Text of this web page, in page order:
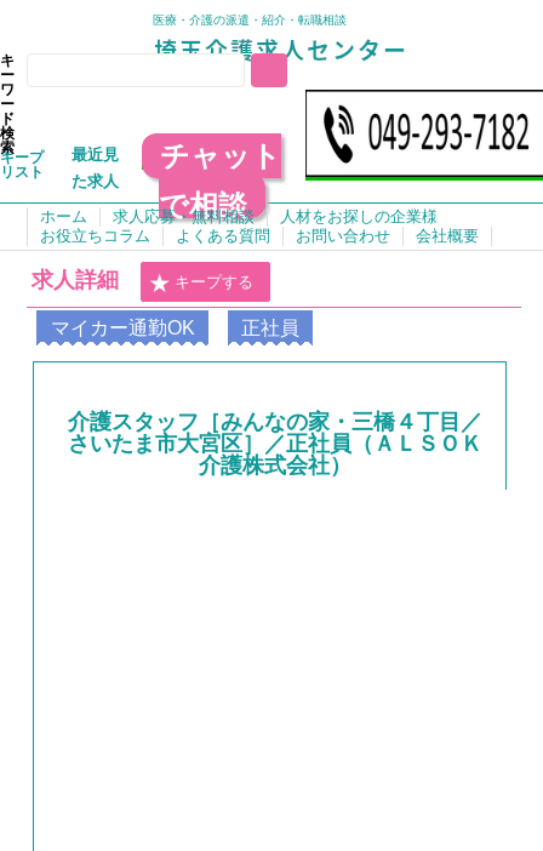
医療・介護の派遣・紹介・転職相談
キ
ー
ワ
ー
ド
検
索
キープ
リスト
最近見
た求人
チャット
で相談
ホーム 求人応募・無料相談
人材をお探しの企業様
お役立ちコラム
よくある質問 お問い合わせ 会社概要
求人詳細 キープする
マイカー通勤OK 正社員
介護スタッフ［みんなの家・三橋４丁目／
さいたま市大宮区］／正社員（ＡＬＳＯＫ
介護株式会社）